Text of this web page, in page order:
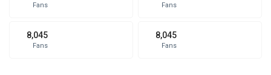
Fans Fans
8,045
Fans
8,045
Fans